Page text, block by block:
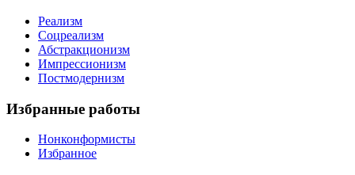
Реализм
Соцреализм
Абстракционизм
Импрессионизм
Постмодернизм
Избранные работы
Нонконформисты
Избранное